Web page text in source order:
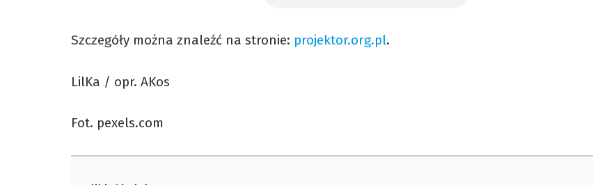
Szczegóły można znaleźć na stronie: projektor.org.pl.
LilKa / opr. AKos
Fot. pexels.com